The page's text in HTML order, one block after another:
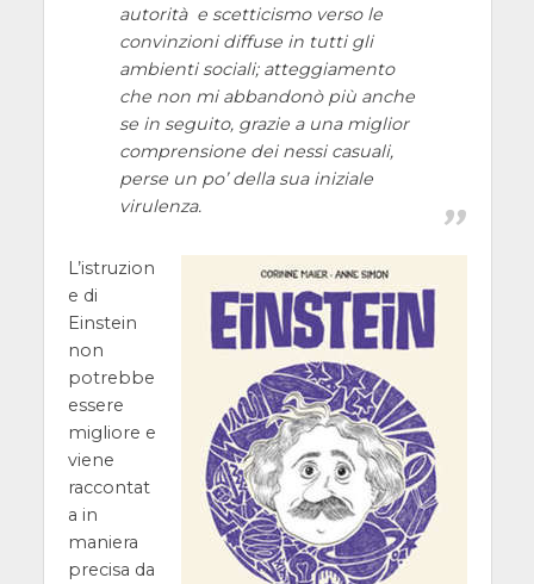
autorità e scetticismo verso le
convinzioni diffuse in tutti gli
ambienti sociali; atteggiamento
che non mi abbandonò più anche
se in seguito, grazie a una miglior
comprensione dei nessi casuali,
perse un po’ della sua iniziale
virulenza.
L’istruzion
e di
Einstein
non
potrebbe
essere
migliore e
viene
raccontat
a in
maniera
precisa da